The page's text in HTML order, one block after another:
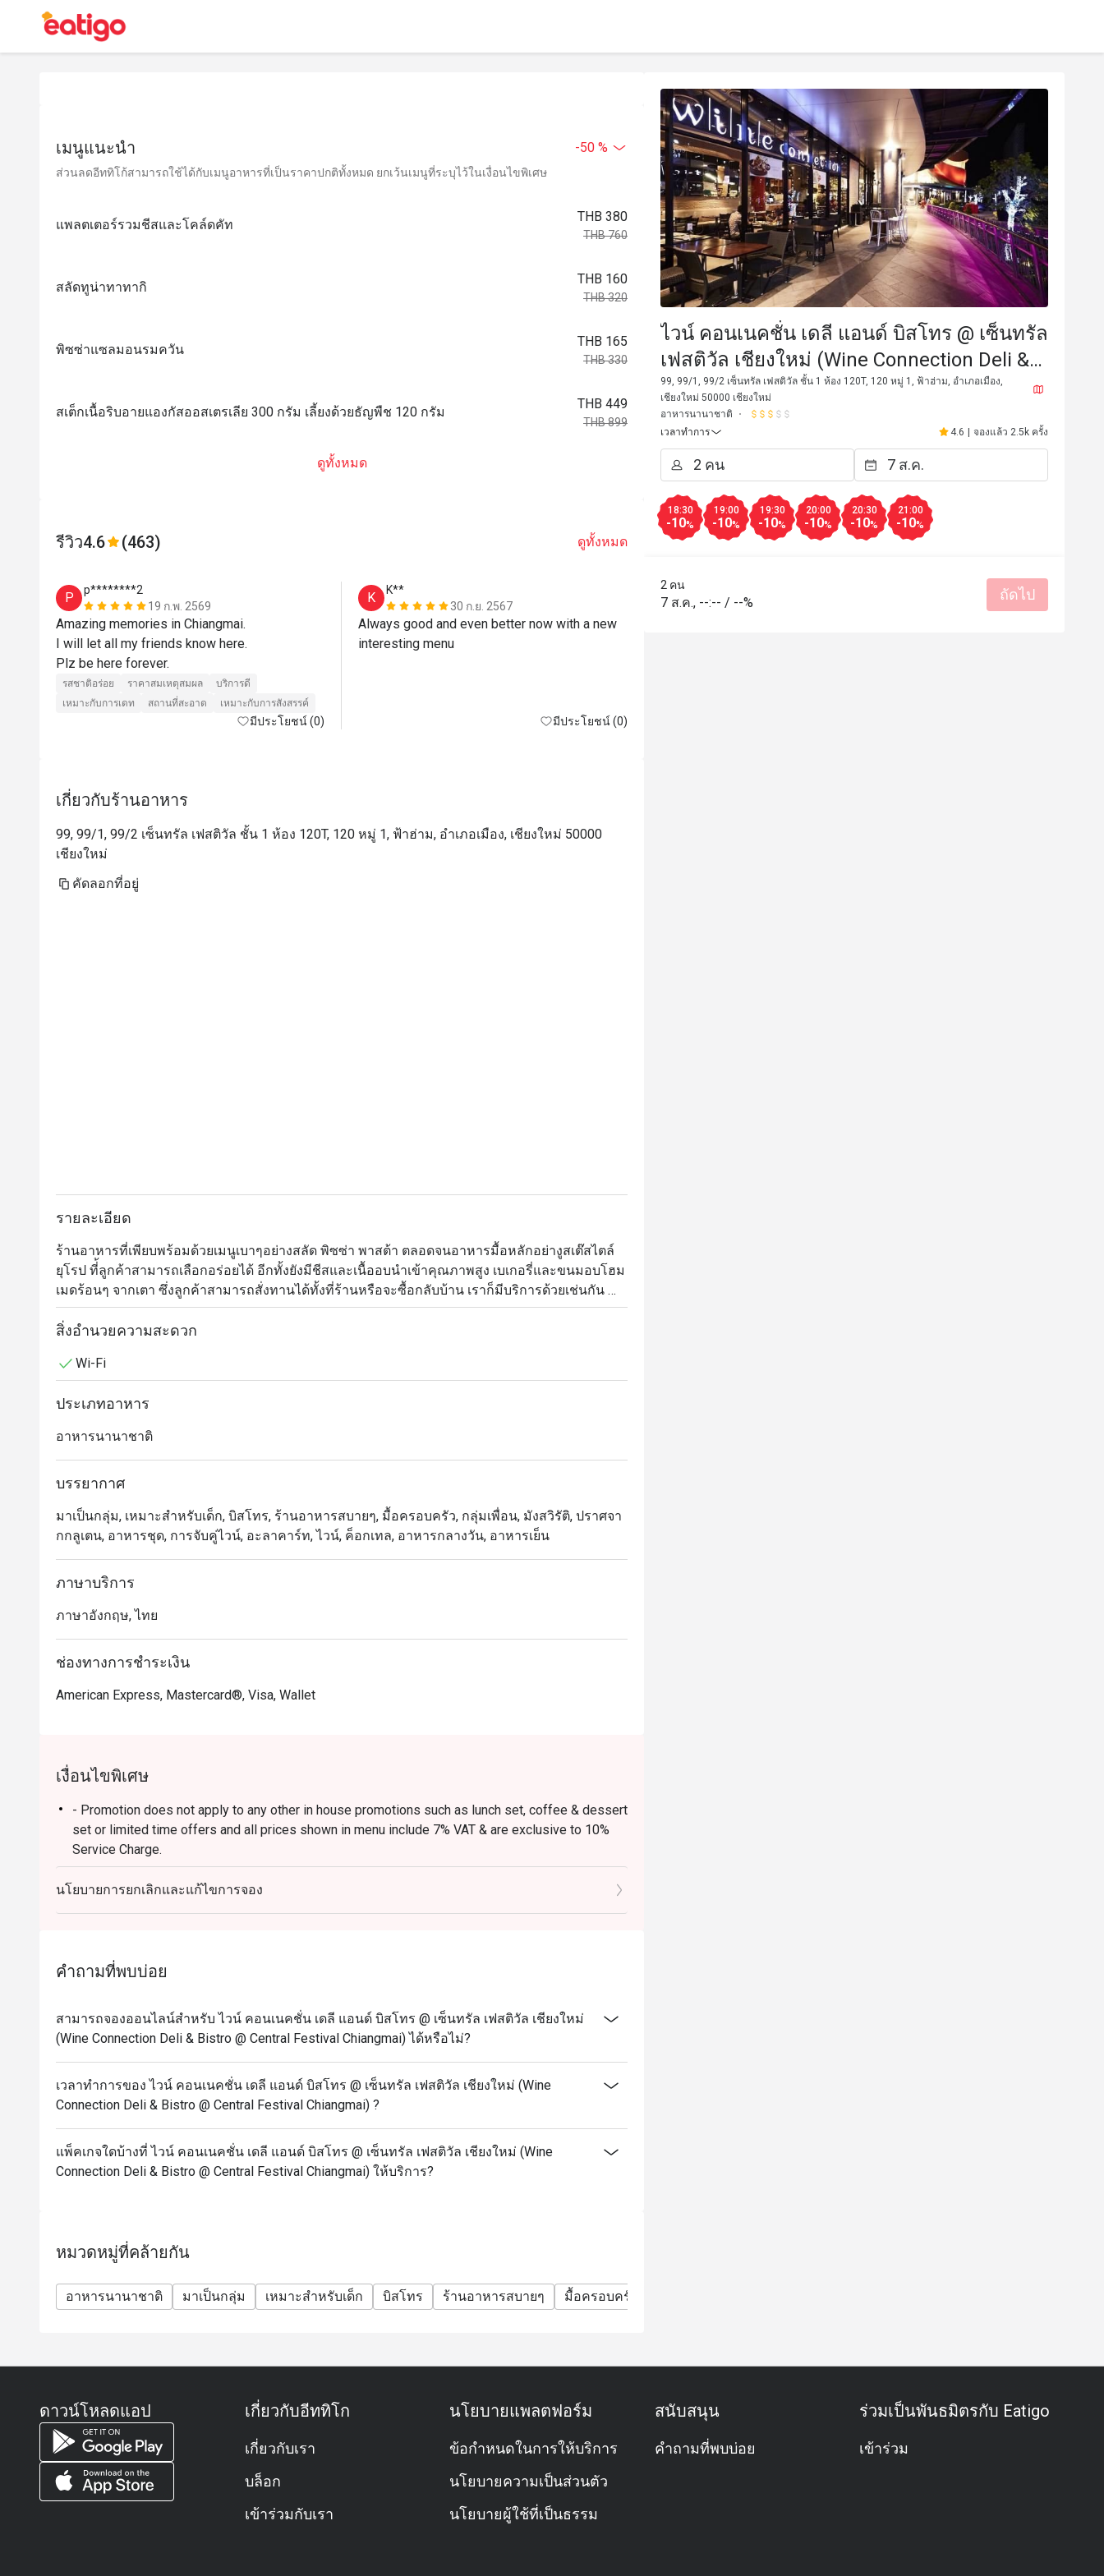
เมนูแนะนำ -50 %
ส่วนลดอีททิโก้สามารถใช้ได้กับเมนูอาหารที่เป็นราคาปกติทั้งหมด ยกเว้นเมนูที่ระบุไว้ในเงื่อนไขพิเศษ
แพลตเตอร์รวมชีสและโคล์ดคัท
THB 380
THB 760
สลัดทูน่าทาทากิ
THB 160
THB 320
พิซซ่าแซลมอนรมควัน
THB 165
THB 330
สเต็กเนื้อริบอายแองกัสออสเตรเลีย 300 กรัม เลี้ยงด้วยธัญพืช 120 กรัม
THB 449
THB 899
ดูทั้งหมด
รีวิว4.6 (463) ดูทั้งหมด
P
p********2
19 ก.พ. 2569
Amazing memories in Chiangmai.
I will let all my friends know here.
รสชาติอร่อย ราคาสมเหตุสมผล
บริการดี
เหมาะกับการเดท
สถานที่สะอาด เหมาะกับการสังสรรค์
มีประโยชน์ (0)
K
K**
30 ก.ย. 2567
Always good and even better now with a new
interesting menu
มีประโยชน์ (0)
M
J**********
เกี่ยวกับร้านอาหาร
99, 99/1, 99/2 เซ็นทรัล เฟสติวัล ชั้น 1 ห้อง 120T, 120 หมู่ 1, ฟ้าฮ่าม, อำเภอเมือง, เชียงใหม่ 50000
เชียงใหม่
คัดลอกที่อยู่
รายละเอียด
ร้านอาหารที่เพียบพร้อมด้วยเมนูเบาๆอย่างสลัด พิซซ่า พาสต้า ตลอดจนอาหารมื้อหลักอย่างูสเต๊สไตล์
ยุโรป ที่้ลูกค้าสามารถเลือกอร่อยได้ อีกทั้งยังมีชีสและเนื้ออบนำเข้าคุณภาพสูง เบเกอรี่และขนมอบโฮม
เมดร้อนๆ จากเตา ซึ่งลูกค้าสามารถสั่งทานได้ทั้งที่ร้านหรือจะซื้อกลับบ้าน เราก็มีบริการด้วยเช่นกัน
นอกจากนี้ เรายังมีเมนูพิเศษที่ลูกค้าสามารถแชร์กันได้ เพื่อเพิ่มบรรยากาศให้มีความสนุกกับการรับ
ประทานอาหารมากยิ่งขึ้น
สิ่งอำนวยความสะดวก
Wi-Fi
ประเภทอาหาร
อาหารนานาชาติ
บรรยากาศ
มาเป็นกลุ่ม, เหมาะสำหรับเด็ก, บิสโทร, ร้านอาหารสบายๆ, มื้อครอบครัว, กลุ่มเพื่อน, มังสวิรัติ, ปราศจา
กกลูเตน, อาหารชุด, การจับคู่ไวน์, อะลาคาร์ท, ไวน์, ค็อกเทล, อาหารกลางวัน, อาหารเย็น
ภาษาบริการ
ภาษาอังกฤษ, ไทย
ช่องทางการชำระเงิน
American Express, Mastercard®, Visa, Wallet
เงื่อนไขพิเศษ
- Promotion does not apply to any other in house promotions such as lunch set, coffee & dessert
set or limited time offers and all prices shown in menu include 7% VAT & are exclusive to 10%
Service Charge.
นโยบายการยกเลิกและแก้ไขการจอง
คำถามที่พบบ่อย
สามารถจองออนไลน์สำหรับ ไวน์ คอนเนคชั่น เดลี แอนด์ บิสโทร @ เซ็นทรัล เฟสติวัล เชียงใหม่
(Wine Connection Deli & Bistro @ Central Festival Chiangmai) ได้หรือไม่?
เวลาทำการของ ไวน์ คอนเนคชั่น เดลี แอนด์ บิสโทร @ เซ็นทรัล เฟสติวัล เชียงใหม่ (Wine
Connection Deli & Bistro @ Central Festival Chiangmai) ?
แพ็คเกจใดบ้างที่ ไวน์ คอนเนคชั่น เดลี แอนด์ บิสโทร @ เซ็นทรัล เฟสติวัล เชียงใหม่ (Wine
Connection Deli & Bistro @ Central Festival Chiangmai) ให้บริการ?
หมวดหมู่ที่คล้ายกัน
อาหารนานาชาติ มาเป็นกลุ่ม เหมาะสำหรับเด็ก บิสโทร ร้านอาหารสบายๆ มื้อครอบครัว
ไวน์ คอนเนคชั่น เดลี แอนด์ บิสโทร @ เซ็นทรัล
เฟสติวัล เชียงใหม่ (Wine Connection Deli &
Bistro @ Central Festival Chiangmai)
99, 99/1, 99/2 เซ็นทรัล เฟสติวัล ชั้น 1 ห้อง 120T, 120 หมู่ 1, ฟ้าฮ่าม, อำเภอเมือง,
เชียงใหม่ 50000 เชียงใหม่
อาหารนานาชาติ
เวลาทำการ
4.6 | จองแล้ว 2.5k ครั้ง
18:30
-10%
19:00
-10%
19:30
-10%
20:00
-10%
20:30
-10%
21:00
-10%
2 คน
7 ส.ค., --:-- / --% ถัดไป
ดาวน์โหลดแอป เกี่ยวกับอีททิโก
เกี่ยวกับเรา
บล็อก
เข้าร่วมกับเรา
นโยบายแพลตฟอร์ม
ข้อกำหนดในการให้บริการ
นโยบายความเป็นส่วนตัว
นโยบายผู้ใช้ที่เป็นธรรม
สนับสนุน
คำถามที่พบบ่อย
ร่วมเป็นพันธมิตรกับ Eatigo
เข้าร่วม